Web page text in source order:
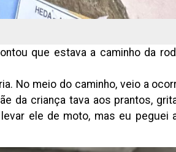
que estava a caminho da
No meio do caminho, veio a
da criança tava aos prantos,
ele de moto, mas eu peguei